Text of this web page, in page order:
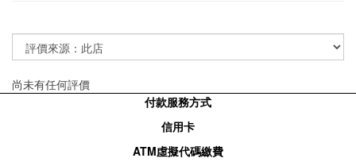
尚未有任何評價
付款服務方式
信用卡
ATM虛擬代碼繳費